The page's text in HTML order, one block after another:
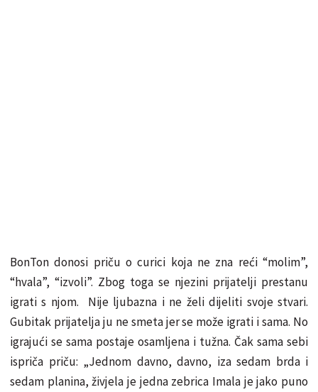
BonTon donosi priču o curici koja ne zna reći “molim”,
“hvala”, “izvoli”. Zbog toga se njezini prijatelji prestanu
igrati s njom. Nije ljubazna i ne želi dijeliti svoje stvari.
Gubitak prijatelja ju ne smeta jer se može igrati i sama. No
igrajući se sama postaje osamljena i tužna. Čak sama sebi
ispriča priču: „Jednom davno, davno, iza sedam brda i
sedam planina, živjela je jedna zebrica Imala je jako puno